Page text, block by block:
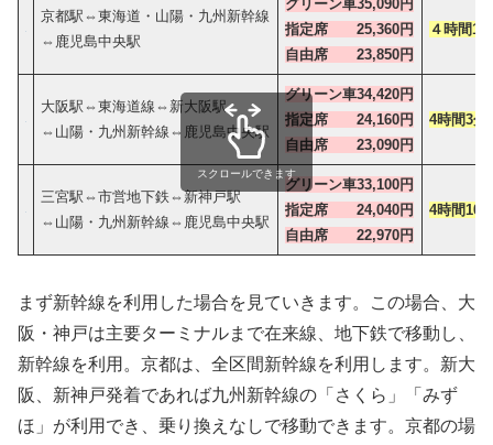
京都駅⇔東海道・山陽・九州新幹線
⇔鹿児島中央駅
グリーン車35,090円
指定席 25,360円
自由席 23,850円
４時間12
大阪駅⇔東海道線⇔新大阪駅
⇔山陽・九州新幹線⇔鹿児島中央駅
グリーン車34,420円
指定席 24,160円
自由席 23,090円
4時間3分
三宮駅⇔市営地下鉄⇔新神戸駅
⇔山陽・九州新幹線⇔鹿児島中央駅
グリーン車33,100円
指定席 24,040円
自由席 22,970円
4時間10
スクロールできます
まず新幹線を利用した場合を見ていきます。この場合、大
阪・神戸は主要ターミナルまで在来線、地下鉄で移動し、
新幹線を利用。京都は、全区間新幹線を利用します。新大
阪、新神戸発着であれば九州新幹線の「さくら」「みず
ほ」が利用でき、乗り換えなしで移動できます。京都の場